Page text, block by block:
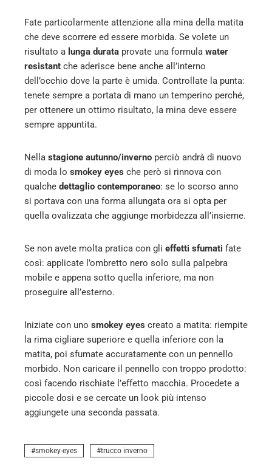
Fate particolarmente attenzione alla mina della matita
che deve scorrere ed essere morbida. Se volete un
risultato a lunga durata provate una formula water
resistant che aderisce bene anche all’interno
dell’occhio dove la parte è umida. Controllate la punta:
tenete sempre a portata di mano un temperino perché,
per ottenere un ottimo risultato, la mina deve essere
sempre appuntita.
Nella stagione autunno/inverno perciò andrà di nuovo
di moda lo smokey eyes che però si rinnova con
qualche dettaglio contemporaneo: se lo scorso anno
si portava con una forma allungata ora si opta per
quella ovalizzata che aggiunge morbidezza all’insieme.
Se non avete molta pratica con gli effetti sfumati fate
così: applicate l’ombretto nero solo sulla palpebra
mobile e appena sotto quella inferiore, ma non
proseguire all’esterno.
Iniziate con uno smokey eyes creato a matita: riempite
la rima cigliare superiore e quella inferiore con la
matita, poi sfumate accuratamente con un pennello
morbido. Non caricare il pennello con troppo prodotto:
così facendo rischiate l’effetto macchia. Procedete a
piccole dosi e se cercate un look più intenso
aggiungete una seconda passata.
smokey-eyes trucco inverno